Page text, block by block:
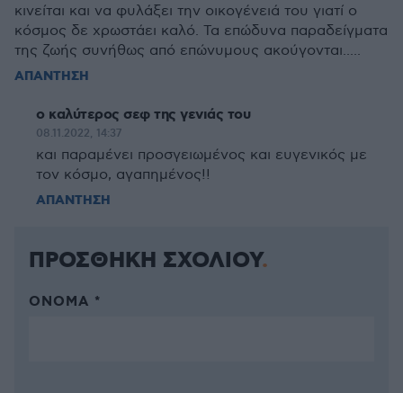
κινείται και να φυλάξει την οικογένειά του γιατί ο
κόσμος δε χρωστάει καλό. Τα επώδυνα παραδείγματα
της ζωής συνήθως από επώνυμους ακούγονται.....
ΑΠΑΝΤΗΣΗ
ο καλύτερος σεφ της γενιάς του
08.11.2022, 14:37
και παραμένει προσγειωμένος και ευγενικός με
τον κόσμο, αγαπημένος!!
ΑΠΑΝΤΗΣΗ
ΠΡΟΣΘΗΚΗ ΣΧΟΛΙΟΥ
ΌΝΟΜΑ *